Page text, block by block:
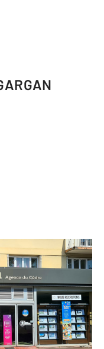
du Cèdre
Leclerc